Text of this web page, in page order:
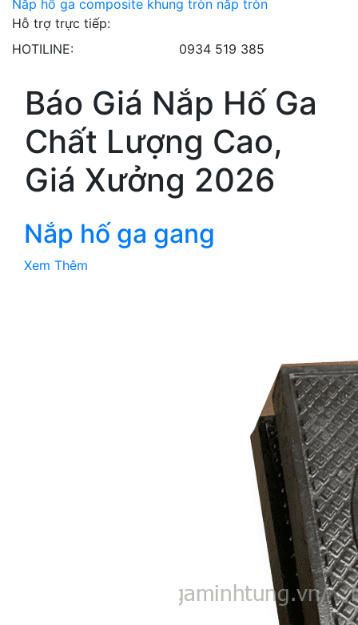
Nắp hố ga composite khung tròn nắp tròn
Hỗ trợ trực tiếp:
HOTILINE:
0934 519 385
Báo Giá Nắp Hố Ga
Chất Lượng Cao,
Giá Xưởng 2026
Nắp hố ga gang
Xem Thêm